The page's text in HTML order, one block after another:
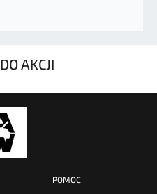
AKCJI
POMOC